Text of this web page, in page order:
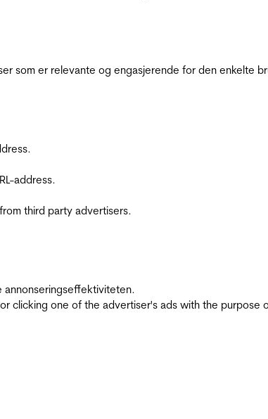
som er relevante og engasjerende for den enkelte
address.
third party advertisers.
annonseringseffektiviteten.
one of the advertiser's ads with the purpose